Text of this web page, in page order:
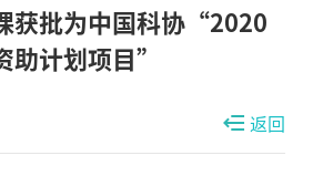
获批为中国科协“2020
助计划项目”
返回